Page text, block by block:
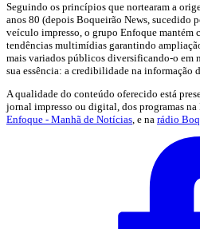
Seguindo os princípios que nortearam a
anos 80 (depois Boqueirão News, sucedido
veículo impresso, o grupo Enfoque mantém
tendências multimídias garantindo
mais variados públicos diversificando-o em
sua essência: a credibilidade na informação
A qualidade do conteúdo oferecido está
jornal impresso ou digital, dos programas na
Enfoque - Manhã de Notícias, e na rádio